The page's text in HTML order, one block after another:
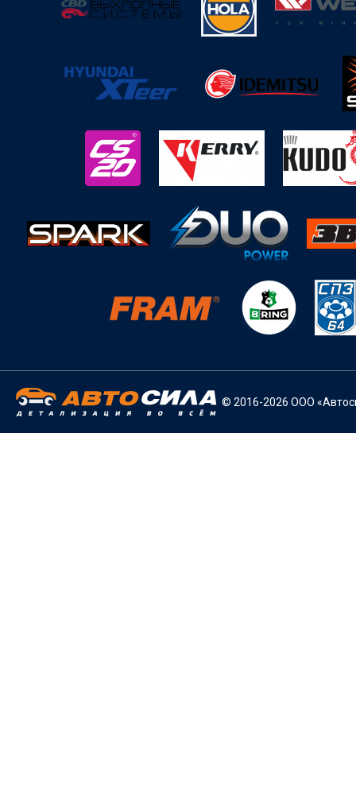
© 2016-2026 ООО